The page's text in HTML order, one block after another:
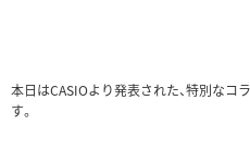
本日はCASIOより発表された、特別な
す。